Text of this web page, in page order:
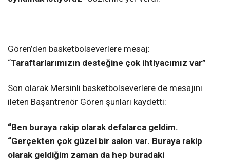
Gören’den basketbolseverlere mesaj:
“Taraftarlarımızın desteğine çok ihtiyacımız var”
Son olarak Mersinli basketbolseverlere de mesajını
ileten Başantrenör Gören şunları kaydetti:
“Ben buraya rakip olarak defalarca geldim.
“Gerçekten çok güzel bir salon var. Buraya rakip
olarak geldiğim zaman da hep buradaki